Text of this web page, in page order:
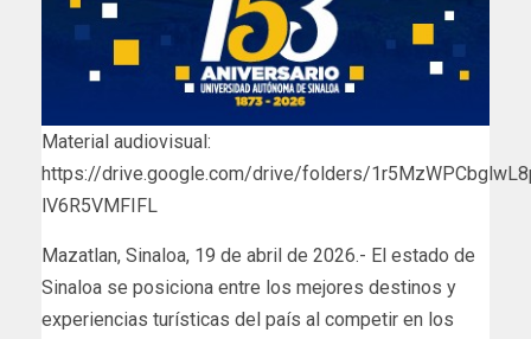
Material audiovisual:
https://drive.google.com/drive/folders/
lV6R5VMFIFL
Mazatlan, Sinaloa, 19 de abril de 2026.- El estado de
Sinaloa se posiciona entre los mejores destinos y
experiencias turísticas del país al competir en los